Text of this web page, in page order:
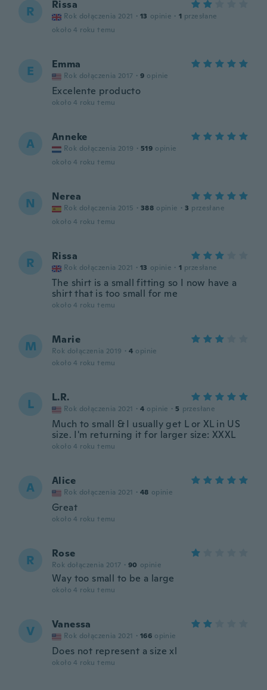
R Rissa
Rok dołączenia 2021 · 13 opinie · 1 przesłane
około 4 roku temu
E Emma
Rok dołączenia 2017 · 9 opinie
Excelente producto
około 4 roku temu
A Anneke
Rok dołączenia 2019 · 519 opinie
około 4 roku temu
N Nerea
Rok dołączenia 2015 · 388 opinie · 3 przesłane
około 4 roku temu
R Rissa
Rok dołączenia 2021 · 13 opinie · 1 przesłane
The shirt is a small fitting so I now have a
shirt that is too small for me
około 4 roku temu
M Marie
Rok dołączenia 2019 · 4 opinie
około 4 roku temu
L L.R.
Rok dołączenia 2021 · 4 opinie · 5 przesłane
Much to small & I usually get L or XL in US
size. I'm returning it for larger size: XXXL
około 4 roku temu
A Alice
Rok dołączenia 2021 · 48 opinie
Great
około 4 roku temu
R Rose
Rok dołączenia 2017 · 90 opinie
Way too small to be a large
około 4 roku temu
V Vanessa
Rok dołączenia 2021 · 166 opinie
Does not represent a size xl
około 4 roku temu